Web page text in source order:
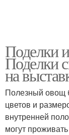
Поделки
Поделки
на
Полезный овощ
цветов и
внутренней
могут